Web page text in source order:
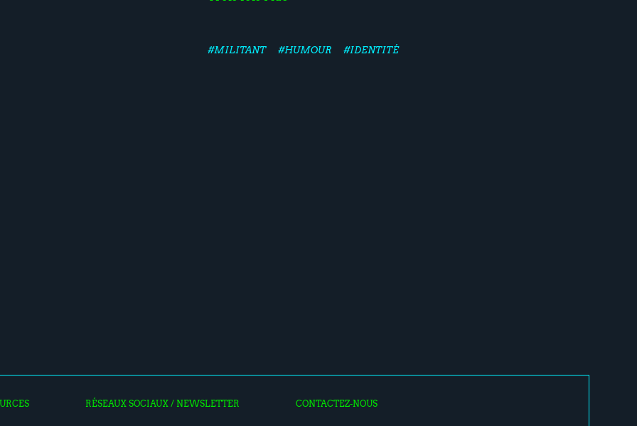
#MILITANT #HUMOUR #IDENTITÉ
RÉSEAUX SOCIAUX / NEWSLETTER
CONTACTEZ-NOUS